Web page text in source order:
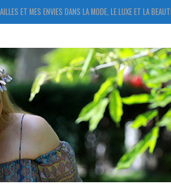
ET MES ENVIES DANS LA MODE, LE LUXE ET LA